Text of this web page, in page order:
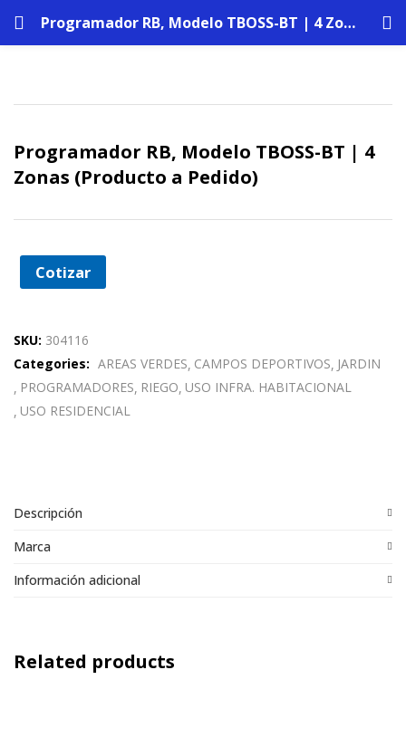
Programador RB, Modelo TBOSS-BT | 4 Zonas (Producto a Pedido)
Programador RB, Modelo TBOSS-BT | 4
Zonas (Producto a Pedido)
Cotizar
SKU: 304116
Categories: AREAS VERDES CAMPOS DEPORTIVOS JARDIN
PROGRAMADORES RIEGO USO INFRA. HABITACIONAL
USO RESIDENCIAL
Descripción
Marca
Información adicional
Related products